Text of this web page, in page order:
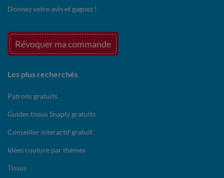
Donnez votre avis et gagnez !
Révoquer ma commande
Les plus recherchés
Patrons gratuits
Guides tissus Snaply gratuits
Conseiller interactif gratuit
Idées couture par thèmes
Tissus